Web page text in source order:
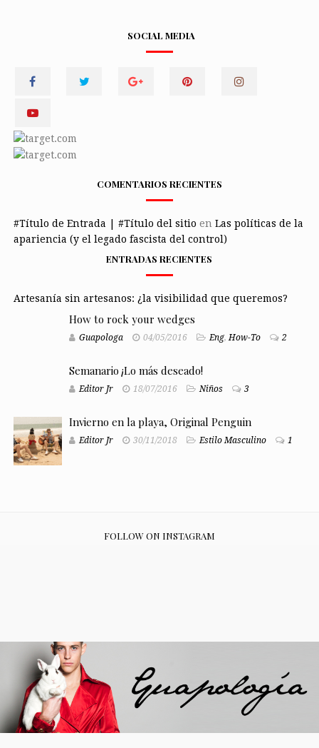
SOCIAL MEDIA
COMENTARIOS RECIENTES
#Título de Entrada | #Título del sitio en Las políticas de la
apariencia (y el legado fascista del control)
ENTRADAS RECIENTES
Artesanía sin artesanos: ¿la visibilidad que queremos?
How to rock your wedges
Guapologa 04/05/2016 Eng,How-To 2
Semanario ¡Lo más deseado!
Editor Jr 18/07/2016 Niños 3
Invierno en la playa, Original Penguin
Editor Jr 30/11/2018 Estilo Masculino 1
FOLLOW ON INSTAGRAM